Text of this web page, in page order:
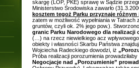
skargę (LOP, PKE) sprawę w Sądzie
Ministerstwo Środowiska zawarło
kosztem tegoż Parku przyznaje
zatem w możliwość wypełniania w
gruntów, czyli ok. 2% jego pow.).
granic Parku Narodowego dla
(…) na rzecz niewielkiego acz
obiekty i własności Skarbu Państwa
Wojciecha Radeckiego dowodzi, iż
Próba realizacji porozumienia
Negocjacje nad „Porozumienie”